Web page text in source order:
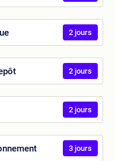
2 jours
2 jours
2 jours
3 jours